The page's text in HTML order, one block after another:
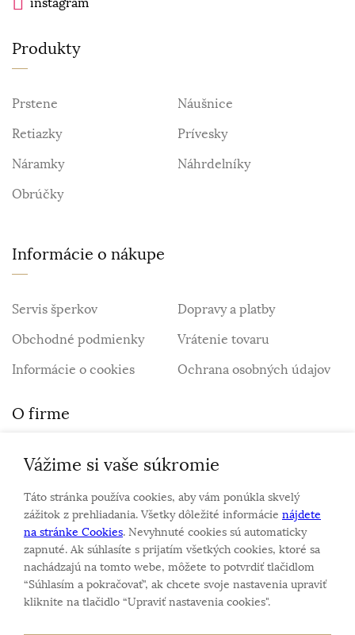
Produkty
Prstene
Náušnice
Retiazky
Prívesky
Náramky
Náhrdelníky
Obrúčky
Informácie o nákupe
Servis šperkov
Dopravy a platby
Obchodné podmienky
Vrátenie tovaru
Informácie o cookies
Ochrana osobných údajov
O firme
Personalizovaný šperk
O nás
Kontakt
Sme rodinná firma a zameriavame sa na predaj hodiniek
a šperkov od roku 1994.
Pozrite sa na naše ďaľšie web stránky.
Vážime si vaše súkromie
Táto stránka používa cookies, aby vám ponúkla skvelý
zážitok z prehliadania. Všetky dôležité informácie nájdete
na stránke Cookies. Nevyhnuté cookies sú automaticky
zapnuté. Ak súhlasíte s prijatím všetkých cookies, ktoré sa
nachádzajú na tomto webe, môžete to potvrdiť tlačidlom
“Súhlasím a pokračovať", ak chcete svoje nastavenia upraviť
kliknite na tlačidlo “Upraviť nastavenia cookies".